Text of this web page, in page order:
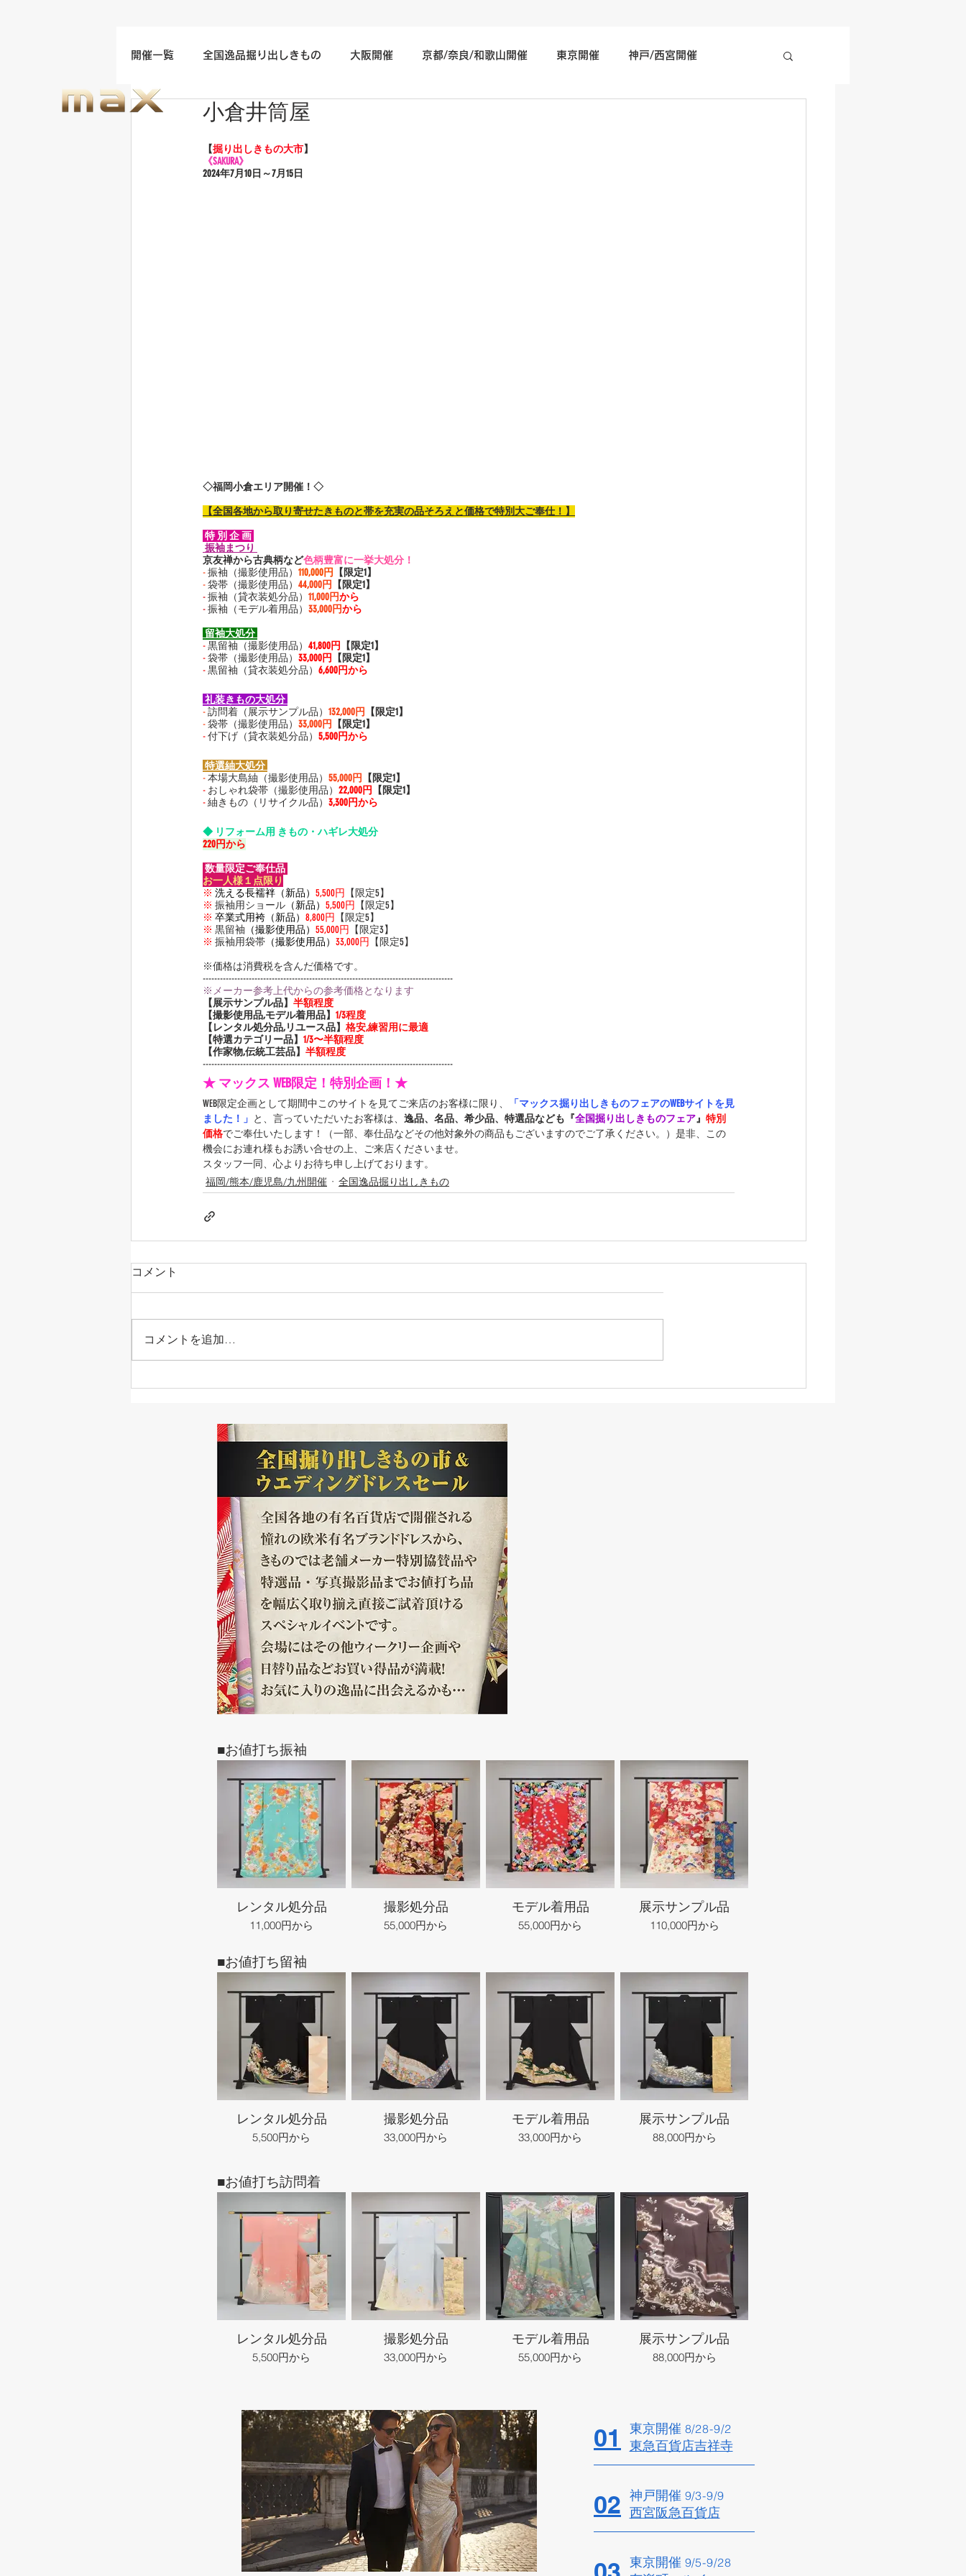
開催一覧 全国逸品掘り出しきもの 大阪開催 京都/奈良/和歌山開催 東京開催 神戸/西宮開催
名古屋/四日市/中部地方開催
福岡/熊本/鹿児島/九州開催
小倉井筒屋
【掘り出しきもの大市】
《SAKURA》
2024年7月10日～7月15日
◇福岡小倉エリア開催！◇
【全国各地から取り寄せたきものと帯を充実の品そろえと価格で特別大ご奉仕！】
特 別 企 画
振袖まつり
京友禅から古典柄など色柄豊富に一挙大処分！
- 振袖（撮影使用品） 110,000円
【限定1】
- 袋帯（撮影使用品） 44,000円
【限定1】
- 振袖（貸衣装処分品） 11,000円から
- 振袖（モデル着用品） 33,000円から
留袖大処分
- 黒留袖 （撮影使用品） 41,800円
【限定1】
- 袋帯（撮影使用品） 33,000円
【限定1】
- 黒留袖（貸衣装処分品） 6,600円から
礼装きもの大処分
- 訪問着（展示サンプル品） 132,000円
【限定1】
- 袋帯（撮影使用品） 33,000円
【限定1】
- 付下げ（貸衣装処分品） 5,500円から
特選紬大処分
- 本場大島紬（撮影使用品） 55,000円
【限定1】
- おしゃれ袋帯 （撮影使用品） 22,000円
【限定1】
- 紬きもの（リサイクル品） 3,300円から
◆ リフォーム用 きもの・ハギレ大処分
220円から
数量限定ご奉仕品
お一人様１点限り
※ 洗える長襦袢（新品） 5,500円
【限定5】
※ 振袖用ショール （新品） 5,500円
【限定5】
※ 卒業式用袴（新品） 8,800円
【限定5】
※ 黒留袖 （撮影使用品） 55,000円
【限定3】
※ 振袖用袋帯 （撮影使用品） 33,000円
【限定5】
※価格は消費税を含んだ価格です。
---------------------------------------------------------------------------------------
※メーカー参考上代からの参考価格となります
【展示サンプル品】 半額程度
【撮影使用品,モデル着用品】 1/3程度
【レンタル処分品,リユース品】 格安,練習用に最適
【特選カテゴリー品】 1/3〜半額程度
【作家物,伝統工芸品】 半額程度
---------------------------------------------------------------------------------------
★ マックス WEB限定！特別企画！★
WEB限定企画として期間中このサイトを見てご来店のお客様に限り、
「マックス掘り出しきものフェアのWEBサイトを見
ました！」 と、言っていただいたお客様は、 逸品、名品、希少品、特選品なども『全国掘り出しきものフェア』 特別
価格でご奉仕いたします！（一部、奉仕品などその他対象外の商品もございますのでご了承ください。）是非、この
機会にお連れ様もお誘い合せの上、ご来店くださいませ。
スタッフ一同、心よりお待ち申し上げております。
福岡/熊本/鹿児島/九州開催 全国逸品掘り出しきもの
コメント
コメントを追加…
■お値打ち振袖
レンタル処分品
11,000円から
撮影処分品
55,000円から
モデル着用品
55,000円から
展示サンプル品
110,000円から
■お値打ち留袖
レンタル処分品
5,500円から
撮影処分品
33,000円から
モデル着用品
33,000円から
展示サンプル品
88,000円から
■お値打ち訪問着
レンタル処分品
5,500円から
撮影処分品
33,000円から
モデル着用品
55,000円から
展示サンプル品
88,000円から
01 東京開催​ 8/28-9/2
東急百貨店吉祥寺​
02 神戸開催​ 9/3-9/9
西宮阪急百貨店
東京開催 9/5-9/28